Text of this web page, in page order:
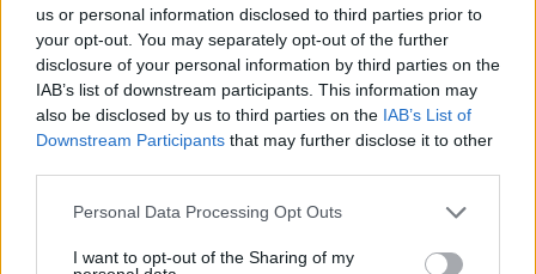
us or personal information disclosed to third parties prior to
your opt-out. You may separately opt-out of the further
disclosure of your personal information by third parties on the
IAB’s list of downstream participants. This information may
also be disclosed by us to third parties on the IAB’s List of
Downstream Participants that may further disclose it to other
Personal Data Processing Opt Outs
I want to opt-out of the Sharing of my